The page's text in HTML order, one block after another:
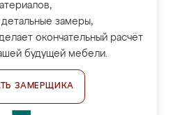
замеры,
окончательный расчёт
будущей мебели.
ЗАМЕРЩИКА